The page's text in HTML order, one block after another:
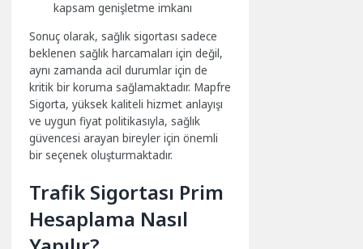
kapsam genişletme imkanı
Sonuç olarak, sağlık sigortası sadece
beklenen sağlık harcamaları için değil,
aynı zamanda acil durumlar için de
kritik bir koruma sağlamaktadır. Mapfre
Sigorta, yüksek kaliteli hizmet anlayışı
ve uygun fiyat politikasıyla, sağlık
güvencesi arayan bireyler için önemli
bir seçenek oluşturmaktadır.
Trafik Sigortası Prim
Hesaplama Nasıl